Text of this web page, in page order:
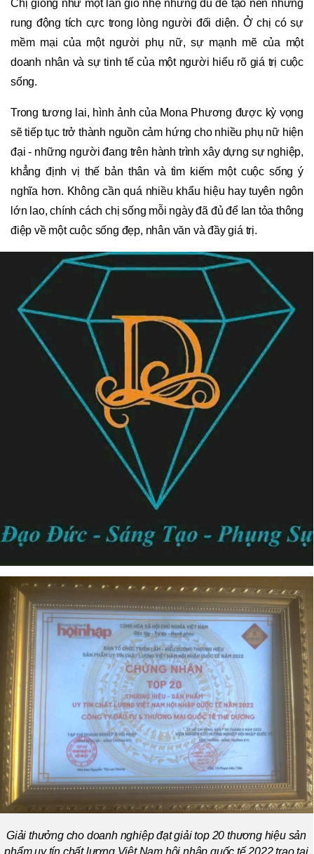
Chị giống như một làn gió nhẹ nhưng đủ để tạo nên những
rung động tích cực trong lòng người đối diện. Ở chị có sự
mềm mại của một người phụ nữ, sự mạnh mẽ của một
doanh nhân và sự tinh tế của một người hiểu rõ giá trị cuộc
sống.
Trong tương lai, hình ảnh của Mona Phương được kỳ vọng
sẽ tiếp tục trở thành nguồn cảm hứng cho nhiều phụ nữ hiện
đại - những người đang trên hành trình xây dựng sự nghiệp,
khẳng định vị thế bản thân và tìm kiếm một cuộc sống ý
nghĩa hơn. Không cần quá nhiều khẩu hiệu hay tuyên ngôn
lớn lao, chính cách chị sống mỗi ngày đã đủ để lan tỏa thông
điệp về một cuộc sống đẹp, nhân văn và đầy giá trị.
Giải thưởng cho doanh nghiệp đạt giải top 20 thương hiệu sản